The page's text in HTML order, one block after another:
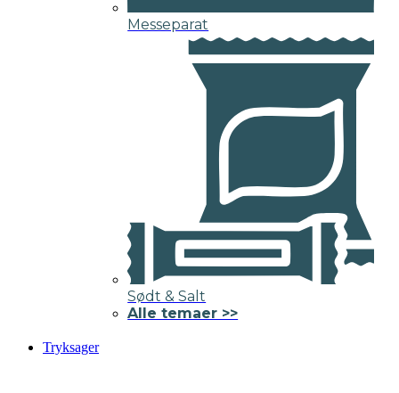
Messeparat
Sødt & Salt
Alle temaer >>
Tryksager